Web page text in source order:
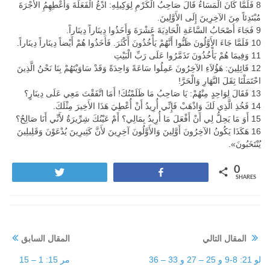
8 فَلَمَّا كَانَ الْمَسَاءُ قَالَ صَاحِبُ الْكَرْمِ لِوَكِيلِهِ: ادْعُ الْفَعَلَةَ وَأَعْطِهِمُِ الأُجْرَةَ
مُبْتَدِئاً مِنَ الآخِرِينَ إِلَى الأَوَّلِينَ.
9 فَجَاءَ أَصْحَابُ السَّاعَةِ الْحَادِيَةَ عَشْرَةَ وَأَخَذُوا دِينَاراً دِينَاراً.
10 فَلَمَّا جَاءَ الأَوَّلُونَ ظَنُّوا أَنَّهُمْ يَأْخُذُونَ أَكْثَرَ. فَأَخَذُوا هُمْ أَيْضاً دِينَاراً دِينَاراً.
11 وَفِيمَا هُمْ يَأْخُذُونَ تَذَمَّرُوا عَلَى رَبِّ الْبَيْتِ
12 قَائِلِينَ: هَؤُلاَءِ الآخِرُونَ عَمِلُوا سَاعَةً وَاحِدَةً وَقَدْ سَاوَيْتَهُمْ بِنَا نَحْنُ الَّذِينَ
احْتَمَلْنَا ثِقَلَ النَّهَارِ وَالْحَرَّ!
13 فَقَالَ لِوَاحِدٍ مِنْهُمْ: يَا صَاحِبُ مَا ظَلَمْتُكَ! أَمَا اتَّفَقْتَ مَعِي عَلَى دِينَارٍ؟
14 فَخُذِ الَّذِي لَكَ وَاذْهَبْ فَإِنِّي أُرِيدُ أَنْ أُعْطِيَ هَذَا الأَخِيرَ مِثْلَكَ.
15 أَوَ مَا يَحِلُّ لِي أَنْ أَفْعَلَ مَا أُرِيدُ بِمَالِي؟ أَمْ عَيْنُكَ شِرِّيرَةٌ لأَنِّي أَنَا صَالِحٌ؟
16 هَكَذَا يَكُونُ الآخِرُونَ أَوَّلِينَ وَالأَوَّلُونَ آخِرِينَ لأَنَّ كَثِيرِينَ يُدْعَوْنَ وَقَلِيلِينَ
يُنْتَخَبُونَ».
0
SHARES
المقال السابق
مر 15: 1 – 15
المقال التالي
لو 21: 8-9 و 25 – 27 و 33 – 36